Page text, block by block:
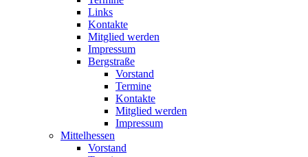
Links
Kontakte
Mitglied werden
Impressum
Bergstraße
Vorstand
Termine
Kontakte
Mitglied werden
Impressum
Mittelhessen
Vorstand